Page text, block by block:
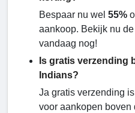
Bespaar nu wel 55%
aankoop. Bekijk nu
vandaag nog!
Is gratis verzending
Indians?
Ja gratis verzending
voor aankopen boven